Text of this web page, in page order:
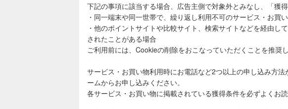
下記の事項に該当する場合、広告主側で対象外とみなし、「獲
・同一端末や同一世帯で、繰り返し利用不可のサービス・お買
・他のポイントサイトや比較サイト、検索サイトなどを経由し
されたことがある場合
ご利用前には、Cookieの削除をおこなっていただくことを推奨し
サービス・お買い物利用時にお電話など2つ以上の申し込み方
ームからお申し込みください。
各サービス・お買い物に掲載されている獲得条件を必ずよくお読